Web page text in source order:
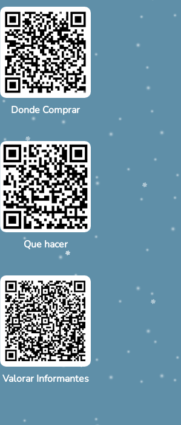
Donde Comprar
Que hacer
Valorar Informantes